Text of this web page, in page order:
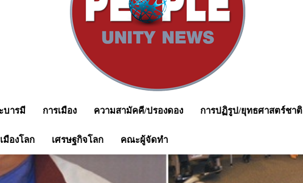
peopleunitynews
บารมี การเมือง ความสามัคคี/ปรองดอง การปฏิรูป/ยุทธศาสตร์ชาติ
มืองโลก เศรษฐกิจโลก คณะผู้จัดทำ